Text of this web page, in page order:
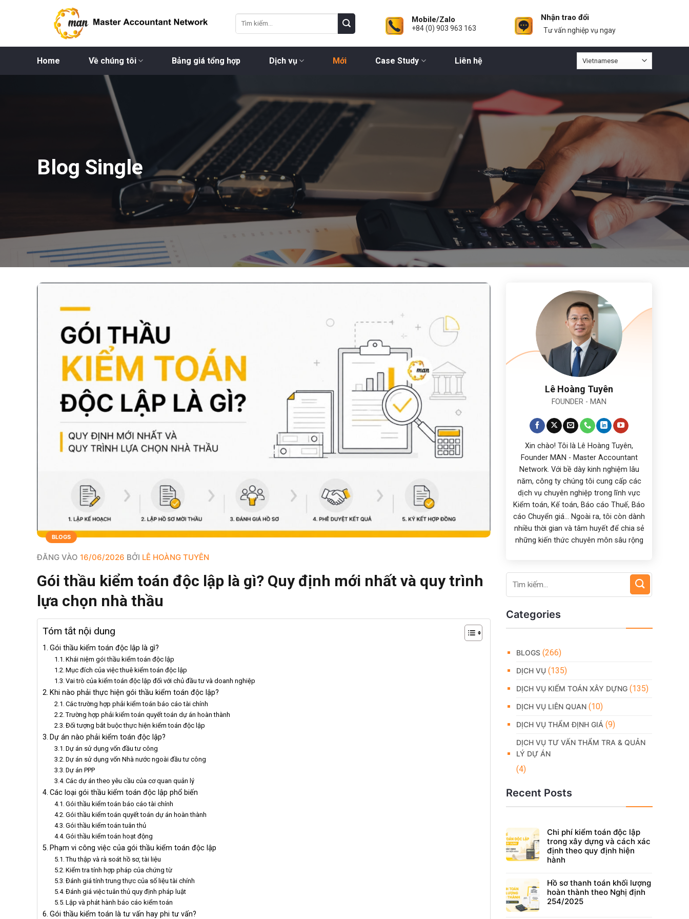
dung
Mobile/Zalo
+84 (0) 903 963 163
Nhận trao đổi
Tư vấn nghiệp vụ ngay
Home Về chúng tôi Bảng giá tổng hợp Dịch vụ Mới Case Study Liên hệ
Blog Single
BLOGS
ĐĂNG VÀO 16/06/2026 BỞI LÊ HOÀNG TUYÊN
Gói thầu kiểm toán độc lập là gì? Quy định mới nhất và quy trình
lựa chọn nhà thầu
Tóm tắt nội dung
Gói thầu kiểm toán độc lập là gì?
Khái niệm gói thầu kiểm toán độc lập
Mục đích của việc thuê kiểm toán độc lập
Vai trò của kiểm toán độc lập đối với chủ đầu tư và doanh nghiệp
Khi nào phải thực hiện gói thầu kiểm toán độc lập?
Các trường hợp phải kiểm toán báo cáo tài chính
Trường hợp phải kiểm toán quyết toán dự án hoàn thành
Đối tượng bắt buộc thực hiện kiểm toán độc lập
Dự án nào phải kiểm toán độc lập?
Dự án sử dụng vốn đầu tư công
Dự án sử dụng vốn Nhà nước ngoài đầu tư công
Dự án PPP
Các dự án theo yêu cầu của cơ quan quản lý
Các loại gói thầu kiểm toán độc lập phổ biến
Gói thầu kiểm toán báo cáo tài chính
Gói thầu kiểm toán quyết toán dự án hoàn thành
Gói thầu kiểm toán tuân thủ
Gói thầu kiểm toán hoạt động
Phạm vi công việc của gói thầu kiểm toán độc lập
Thu thập và rà soát hồ sơ, tài liệu
Kiểm tra tính hợp pháp của chứng từ
Đánh giá tính trung thực của số liệu tài chính
Đánh giá việc tuân thủ quy định pháp luật
Lập và phát hành báo cáo kiểm toán
Gói thầu kiểm toán là tư vấn hay phi tư vấn?
Lê Hoàng Tuyên
FOUNDER - MAN
Xin chào! Tôi là Lê Hoàng Tuyên,
Founder MAN - Master Accountant
Network. Với bề dày kinh nghiệm lâu
năm, công ty chúng tôi cung cấp các
dịch vụ chuyên nghiệp trong lĩnh vực
Kiểm toán, Kế toán, Báo cáo Thuế, Báo
cáo Chuyển giá... Ngoài ra, tôi còn dành
nhiều thời gian và tâm huyết để chia sẻ
những kiến thức chuyên môn sâu rộng
Categories
BLOGS (266)
DỊCH VỤ (135)
DỊCH VỤ KIỂM TOÁN XÂY DỰNG (135)
DỊCH VỤ LIÊN QUAN (10)
DỊCH VỤ THẨM ĐỊNH GIÁ (9)
DỊCH VỤ TƯ VẤN THẨM TRA & QUẢN
LÝ DỰ ÁN
(4)
Recent Posts
Chi phí kiểm toán độc lập
trong xây dựng và cách xác
định theo quy định hiện
hành
Hồ sơ thanh toán khối lượng
hoàn thành theo Nghị định
254/2025